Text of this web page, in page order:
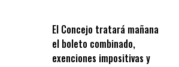
El Concejo tratará mañana
el boleto combinado,
exenciones impositivas y